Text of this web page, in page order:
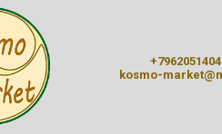
kosmo-